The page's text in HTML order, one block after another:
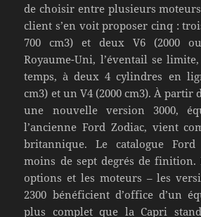
de choisir entre plusieurs
client s’en voit proposer cinq :
700 cm3) et deux V6 (2000
Royaume-Uni, l’éventail se
temps, à deux 4 cylindres en
cm3) et un V4 (2000 cm3). À partir
une nouvelle version 3000,
l’ancienne Ford Zodiac, vient
britannique. Le catalogue
moins de sept degrés de finition.
options et les moteurs – les
2300 bénéficient d’office d’un
plus complet que la Capri